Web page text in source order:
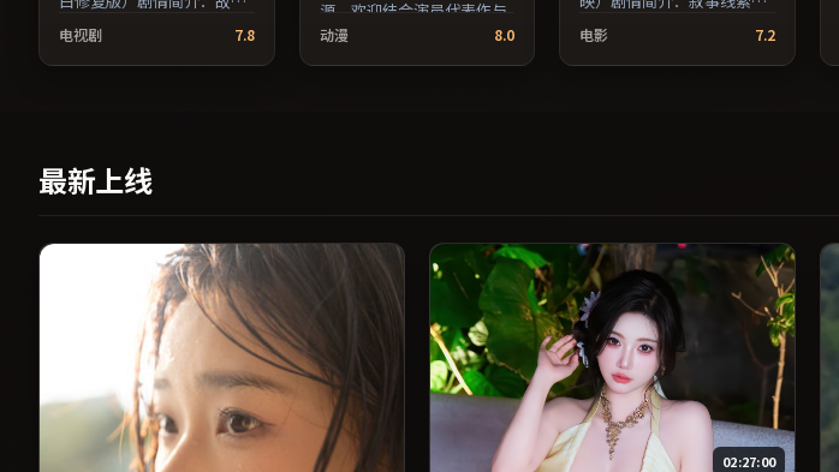
从一场偶然相遇切入，时代
变迁作为隐性背景贯穿始
终；由毕赣执导，亚当·德
络平台同步更新片源。上线
源大全免费条目索引，支持
片名与演员交叉检索。）
电视剧 7.8
源。欢迎结合演员代表作与
导演序列作品一并检索观
动漫 8.0
线与友情线并行推进；由李
安执导，沈腾、木村拓哉、
产影视资源大全免费条目索
引，支持片名与演员交叉检
索。）
电影 7.2
最新上线
02:27:00